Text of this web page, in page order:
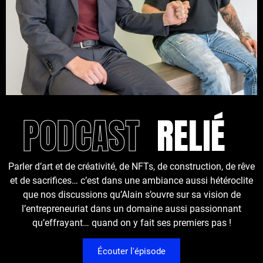
PODCAST RELIÉ
Parler d’art et de créativité, de NFTs, de construction, de rêve
et de sacrifices… c’est dans une ambiance aussi hétéroclite
que nos discussions qu’Alain s’ouvre sur sa vision de
l’entrepreneuriat dans un domaine aussi passionnant
qu’effrayant… quand on y fait ses premiers pas !
Écouter l'épisode